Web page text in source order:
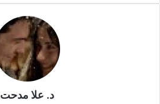
د. علا مدحت